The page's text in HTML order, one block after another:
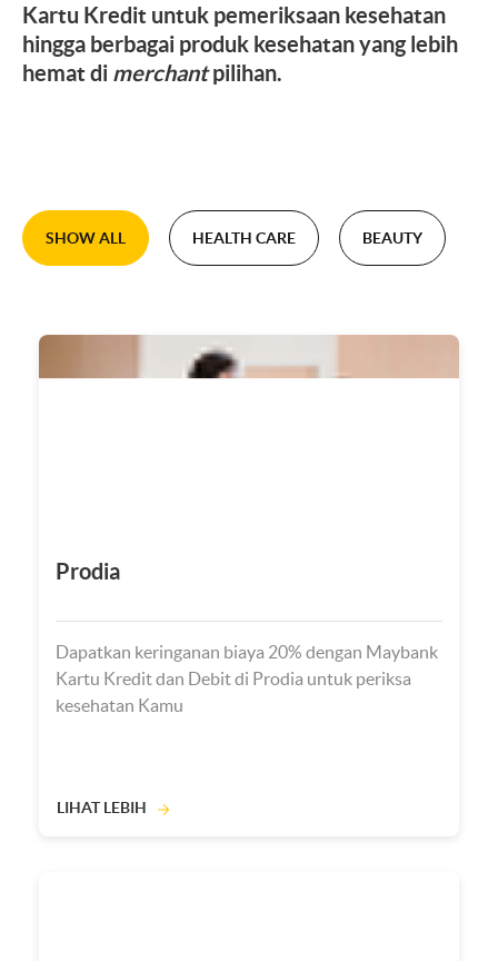
Kartu Kredit untuk pemeriksaan kesehatan
hingga berbagai produk kesehatan yang lebih
hemat di merchantpilihan.
SHOW ALL HEALTH CARE BEAUTY
Prodia
Dapatkan keringanan biaya 20% dengan Maybank
Kartu Kredit dan Debit di Prodia untuk periksa
kesehatan Kamu
LIHAT LEBIH